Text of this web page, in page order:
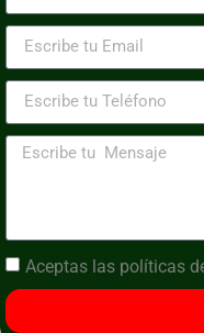
Aceptas las políticas